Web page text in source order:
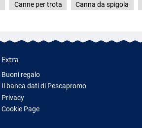
Canne per trota Canna da spigola
Extra
Buoni regalo
Il banca dati di Pescapromo
Privacy
Cookie Page